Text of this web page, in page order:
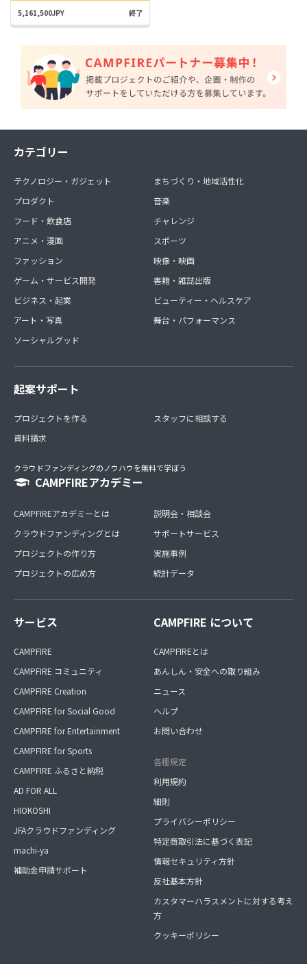
5,161,500JPY 終了
カテゴリー
テクノロジー・ガジェット
プロダクト
フード・飲食店
アニメ・漫画
ファッション
ゲーム・サービス開発
ビジネス・起業
アート・写真
ソーシャルグッド
まちづくり・地域活性化
音楽
チャレンジ
スポーツ
映像・映画
書籍・雑誌出版
ビューティー・ヘルスケア
舞台・パフォーマンス
起案サポート
プロジェクトを作る
資料請求
スタッフに相談する
クラウドファンディングのノウハウを無料で学ぼう
CAMPFIREアカデミー
CAMPFIREアカデミーとは
クラウドファンディングとは
プロジェクトの作り方
プロジェクトの広め方
説明会・相談会
サポートサービス
実施事例
統計データ
サービス
CAMPFIRE
CAMPFIRE コミュニティ
CAMPFIRE Creation
CAMPFIRE for Social Good
CAMPFIRE for Entertainment
CAMPFIRE for Sports
CAMPFIRE ふるさと納税
AD FOR ALL
HIOKOSHI
JFAクラウドファンディング
machi-ya
補助金申請サポート
CAMPFIRE について
CAMPFIREとは
あんしん・安全への取り組み
ニュース
ヘルプ
お問い合わせ
各種規定
利用規約
細則
プライバシーポリシー
特定商取引法に基づく表記
情報セキュリティ方針
反社基本方針
カスタマーハラスメントに対する考え
方
クッキーポリシー